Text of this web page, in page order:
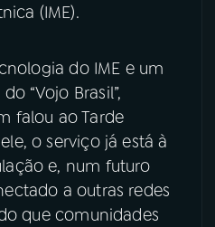
(IME).
do IME e um
“Vojo Brasil”,
falou ao Tarde
o serviço já está à
e, num futuro
a outras redes
que comunidades